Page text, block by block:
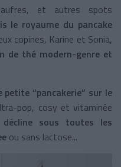
et autres spots
le royaume du pancake
copines, Karine et Sonia,
de thé modern-genre et
“pancakerie” sur le
pop, cosy et vitaminée
sous toutes les
ou sans lactose...